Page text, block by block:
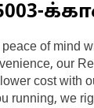
-
of mind
our
cost with
running, we